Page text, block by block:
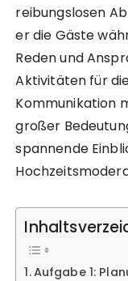
reibungslosen
er die Gäste
Reden und
Aktivitäten für
Kommunikation
großer
spannende
Aufgabe 1: